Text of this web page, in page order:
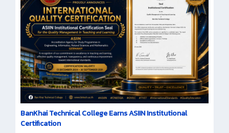
BanKhai Technical College Earns ASIIN Institutional
Certification